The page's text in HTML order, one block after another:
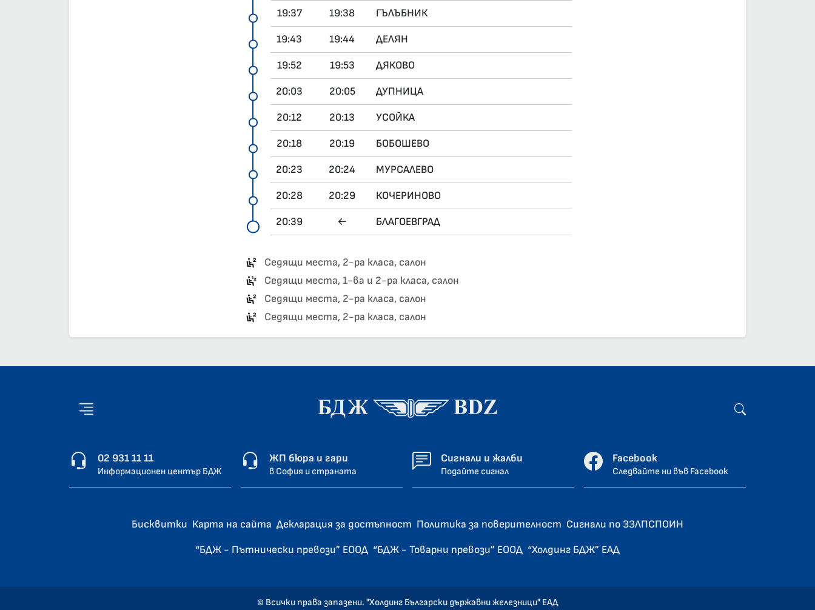
19:37 19:38 ГЪЛЪБНИК
19:43 19:44 ДЕЛЯН
19:52 19:53 ДЯКОВО
20:03 20:05 ДУПНИЦА
20:12 20:13 УСОЙКА
20:18 20:19 БОБОШЕВО
20:23 20:24 МУРСАЛЕВО
20:28 20:29 КОЧЕРИНОВО
20:39 ← БЛАГОЕВГРАД
Седящи места, 2-ра класа, салон
Седящи места, 1-ва и 2-ра класа, салон
Седящи места, 2-ра класа, салон
Седящи места, 2-ра класа, салон
02 931 11 11
Информационен център БДЖ
ЖП бюра и гари
в София и страната
Сигнали и жалби
Подайте сигнал
Facebook
Следвайте ни във Facebook
Бисквитки Карта на сайта Декларация за достъпност Политика за поверителност Сигнали по ЗЗЛПСПОИН
“БДЖ - Пътнически превози” ЕООД “БДЖ - Товарни превози” ЕООД “Холдинг БДЖ” ЕАД
© Всички права запазени. "Холдинг Български държавни железници" ЕАД